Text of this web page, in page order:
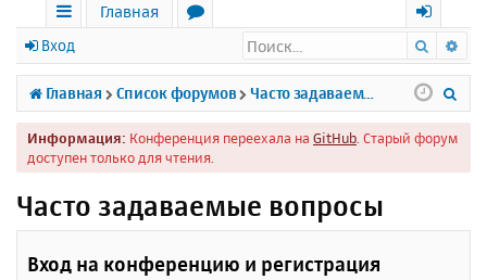
с
ы
л
к
Главная
р
у
м
х
о
д
Вход Поиск
Главная Список форумов Часто задаваемые вопросы
Информация: Конференция переехала на GitHub . Старый форум
доступен только для чтения.
Часто задаваемые вопросы
Вход на конференцию и регистрация